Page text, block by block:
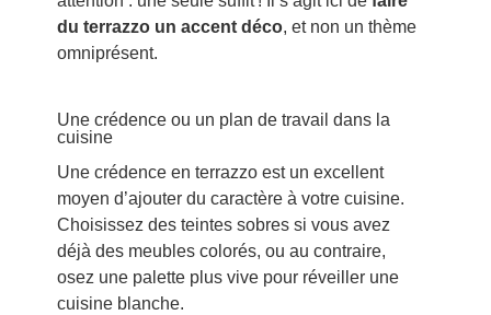
du terrazzo un accent déco, et non un thème
omniprésent.
Une crédence ou un plan de travail dans la
cuisine
Une crédence en terrazzo est un excellent
moyen d’ajouter du caractère à votre cuisine.
Choisissez des teintes sobres si vous avez
déjà des meubles colorés, ou au contraire,
osez une palette plus vive pour réveiller une
cuisine blanche.